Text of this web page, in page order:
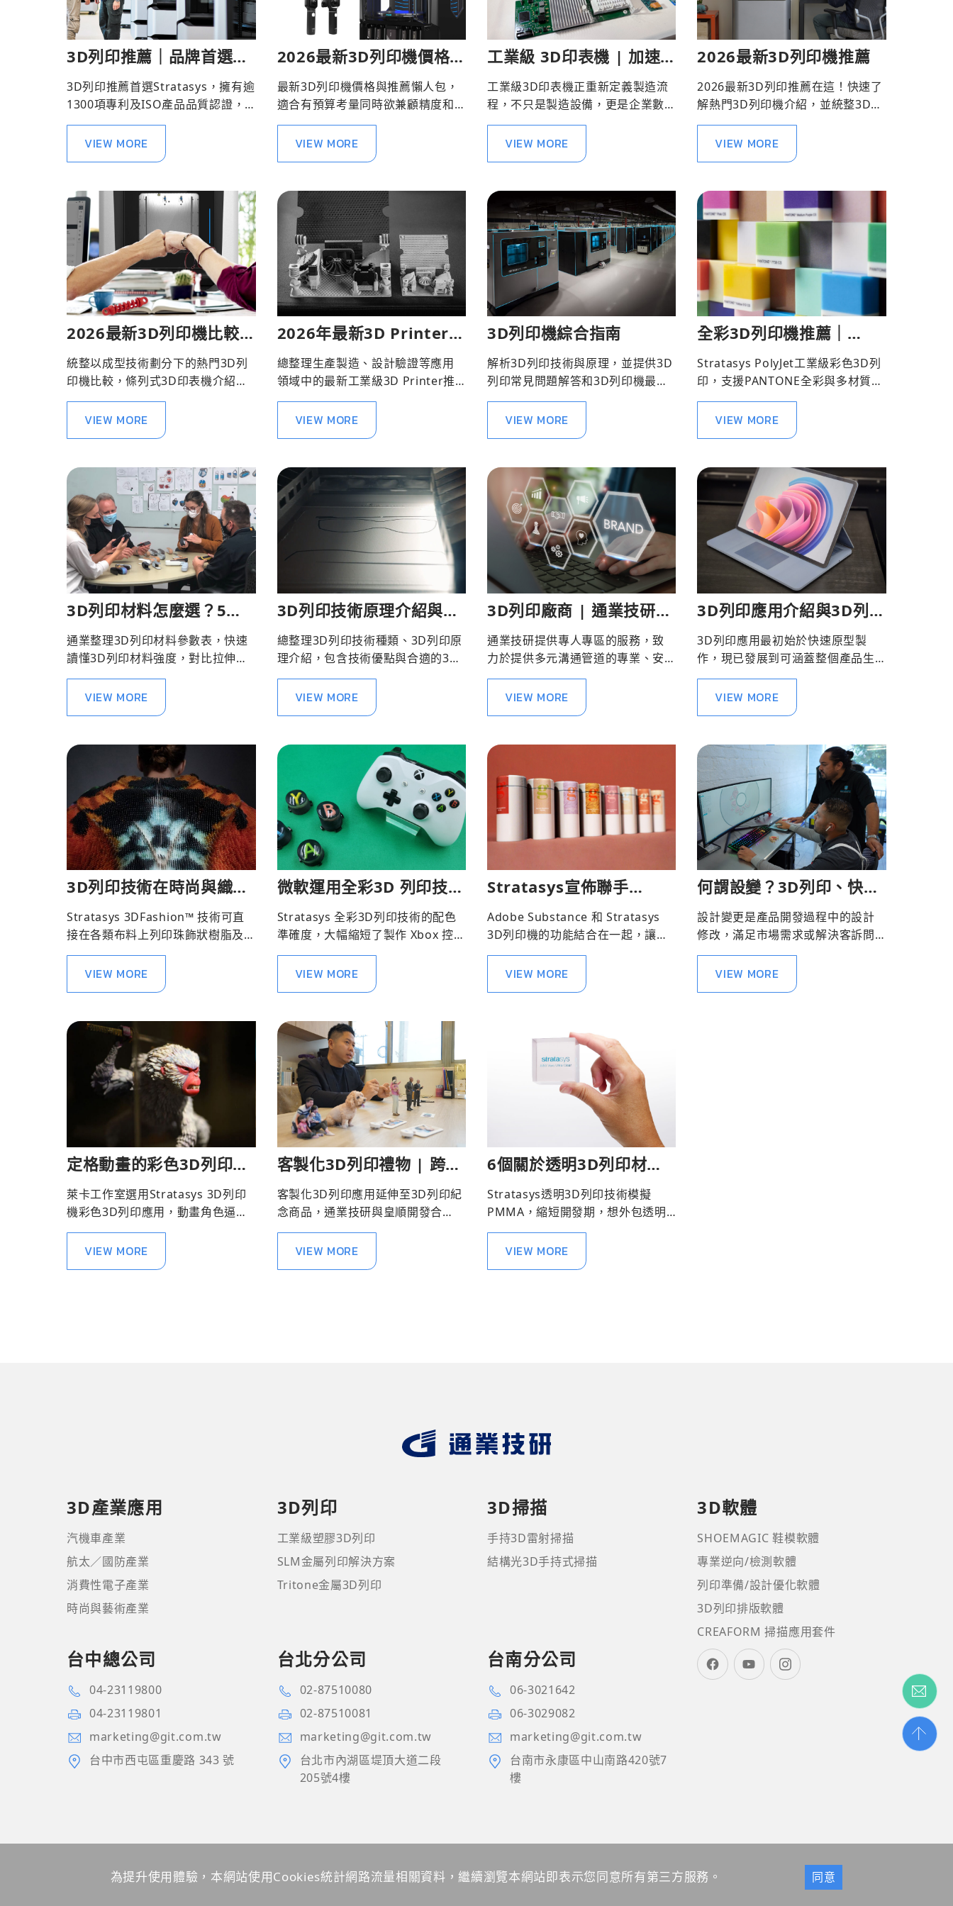
3D列印推薦｜品牌首選
Stratasys
3D列印推薦首選Stratasys，擁有逾
1300項專利及ISO產品品質認證，
為客戶品質護航。
VIEW MORE
2026最新3D列印機價格與
機款推薦｜工業級3D列印
機
最新3D列印機價格與推薦懶人包，
適合有預算考量同時欲兼顧精度和
品質的產業先進們參考！
VIEW MORE
工業級 3D印表機 | 加速
研發到量產應用的關鍵利
器
工業級3D印表機正重新定義製造流
程，不只是製造設備，更是企業數
位轉型的加速引擎，不僅帶來更高
效能，更能提升市場競爭力。
VIEW MORE
2026最新3D列印機推薦
2026最新3D列印推薦在這！快速了
解熱門3D列印機介紹，並統整3D列
印機選購要點，讓您挑選3D印表機
一點也不難！
VIEW MORE
2026最新3D列印機比較與
介紹
統整以成型技術劃分下的熱門3D列
印機比較，條列式3D印表機介紹協
助您更快速了解。
VIEW MORE
2026年最新3D Printer總
整理
總整理生產製造、設計驗證等應用
領域中的最新工業級3D Printer推
薦！
VIEW MORE
3D列印機綜合指南
解析3D列印技術與原理，並提供3D
列印常見問題解答和3D列印機最新
材料及應用資訊。
VIEW MORE
全彩3D列印機推薦｜
PolyJet工業級彩色3D列
印
Stratasys PolyJet工業級彩色3D列
印，支援PANTONE全彩與多材質同
步列印，適用CMF打樣與產品原型
製作，3D列印機推薦請洽通業技研
VIEW MORE
3D列印材料怎麼選？5分
鐘看懂參數表！
通業整理3D列印材料參數表，快速
讀懂3D列印材料強度，對比拉伸強
度、彎曲強度、熱變形溫度和耐化
學性。
VIEW MORE
3D列印技術原理介紹與比
較
總整理3D列印技術種類、3D列印原
理介紹，包含技術優點與合適的3D
列印應用，以及其技術下的3D列印
機推薦。
VIEW MORE
3D列印廠商 | 通業技研服
務據點介紹
通業技研提供專人專區的服務，致
力於提供多元溝通管道的專業、安
心服務。
VIEW MORE
3D列印應用介紹與3D列印
技術應用
3D列印應用最初始於快速原型製
作，現已發展到可涵蓋整個產品生
命週期，凸顯了3D列印對各產業的
變革性影響。
VIEW MORE
3D列印技術在時尚與織品
中的創新應用
Stratasys 3DFashion™ 技術可直
接在各類布料上列印珠飾狀樹脂及
立體紋理。
VIEW MORE
微軟運用全彩3D 列印技術
進行 Xbox 控制器原型設
計
Stratasys 全彩3D列印技術的配色
準確度，大幅縮短了製作 Xbox 控制
器按鈕原型所需的時間。
VIEW MORE
Stratasys宣佈聯手
Adobe優化3D列印工作流
程
Adobe Substance 和 Stratasys
3D列印機的功能結合在一起，讓設
計成果更加栩栩如生。
VIEW MORE
何謂設變？3D列印、快速
成型扮演什麼角色？
設計變更是產品開發過程中的設計
修改，滿足市場需求或解決客訴問
題。
VIEW MORE
定格動畫的彩色3D列印應
用
萊卡工作室選用Stratasys 3D列印
機彩色3D列印應用，動畫角色逼真
有生命力，成功開啟3D列印電影應
用。VIEW MORE
客製化3D列印禮物 | 跨越
空間距離 用3D列印出最美
回憶
客製化3D列印應用延伸至3D列印紀
念商品，通業技研與皇順開發合
作，客製3D列印紀念商品，提供撫
慰人心的禮品。
VIEW MORE
6個關於透明3D列印材料
FAQ
Stratasys透明3D列印技術模擬
PMMA，縮短開發期，想外包透明
3D列印代工請洽通業技研。
VIEW MORE
3D產業應用
汽機車產業
航太／國防產業
消費性電子產業
時尚與藝術產業
3D列印
工業級塑膠3D列印
SLM金屬列印解決方案
Tritone金屬3D列印
3D掃描
手持3D雷射掃描
結構光3D手持式掃描
3D軟體
SHOEMAGIC 鞋模軟體
專業逆向/檢測軟體
列印準備/設計優化軟體
3D列印排版軟體
CREAFORM 掃描應用套件
台中總公司
04-23119800
04-23119801
marketing@git.com.tw
台中市西屯區重慶路 343 號
台北分公司
02-87510080
02-87510081
marketing@git.com.tw
台北市內湖區堤頂大道二段
205號4樓
台南分公司
06-3021642
06-3029082
marketing@git.com.tw
台南市永康區中山南路420號7
樓
為提升使用體驗，本網站使用Cookies統計網路流量相關資料，繼續瀏覽本網站即表示您同意所有第三方服務。 同意